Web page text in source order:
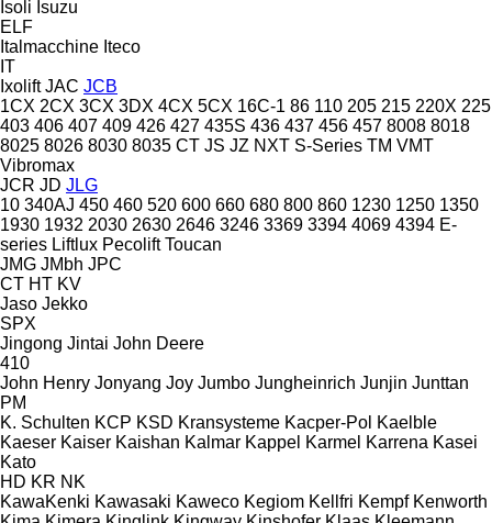
Isoli Isuzu
ELF
Italmacchine Iteco
IT
Ixolift JAC JCB
1CX 2CX 3CX 3DX 4CX 5CX 16C-1 86 110 205 215 220X 225
403 406 407 409 426 427 435S 436 437 456 457 8008 8018
8025 8026 8030 8035 CT JS JZ NXT S-Series TM VMT
Vibromax
JCR JD JLG
10 340AJ 450 460 520 600 660 680 800 860 1230 1250 1350
1930 1932 2030 2630 2646 3246 3369 3394 4069 4394 E-
series Liftlux Pecolift Toucan
JMG JMbh JPC
CT HT KV
Jaso Jekko
SPX
Jingong Jintai John Deere
410
John Henry Jonyang Joy Jumbo Jungheinrich Junjin Junttan
PM
K. Schulten KCP KSD Kransysteme Kacper-Pol Kaelble
Kaeser Kaiser Kaishan Kalmar Kappel Karmel Karrena Kasei
Kato
HD KR NK
KawaKenki Kawasaki Kaweco Kegiom Kellfri Kempf Kenworth